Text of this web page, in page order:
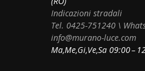
Indicazioni stradali
Tel. 0425-751240 \
info@murano-luce.com
Ma,Me,Gi,Ve,Sa 09:00 –